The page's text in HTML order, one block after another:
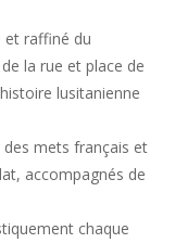
et raffiné du
la rue et place de
lusitanienne
mets français et
accompagnés de
chaque